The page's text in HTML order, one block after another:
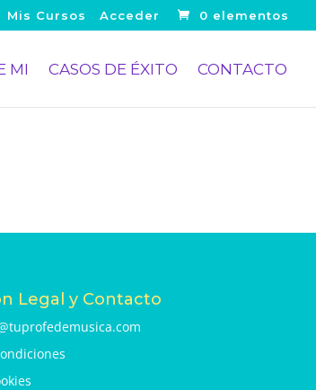
Mis Cursos Acceder 0 elementos
MI CASOS DE ÉXITO CONTACTO
Legal y Contacto